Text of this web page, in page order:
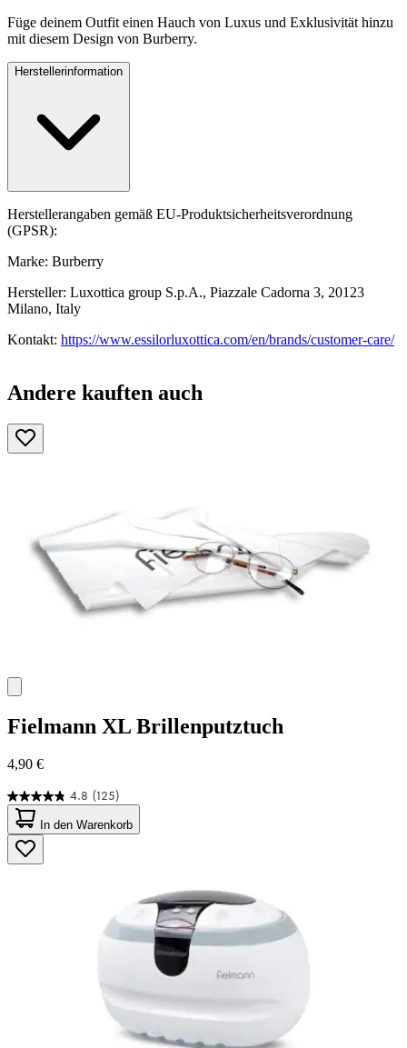
Füge deinem Outfit einen Hauch von Luxus und Exklusivität hinzu
mit diesem Design von Burberry.
Herstellerinformation
Herstellerangaben gemäß EU-Produktsicherheitsverordnung
(GPSR):
Marke: Burberry
Hersteller: Luxottica group S.p.A., Piazzale Cadorna 3, 20123
Milano, Italy
Kontakt: https://www.essilorluxottica.com/en/brands/customer-care/
Andere kauften auch
Fielmann XL Brillenputztuch
4,90 €
4.8 (125)
4.8
von
5
Sternen.
125
In den Warenkorb